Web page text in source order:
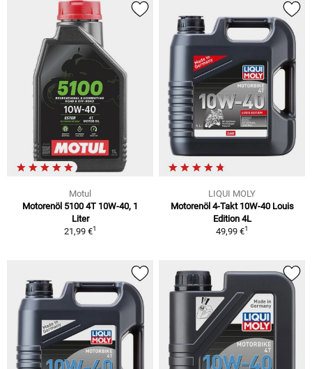
Motul
Motorenöl 5100 4T 10W-40, 1
Liter
21,99 €1
LIQUI MOLY
Motorenöl 4-Takt 10W-40 Louis
Edition 4L
49,99 €1